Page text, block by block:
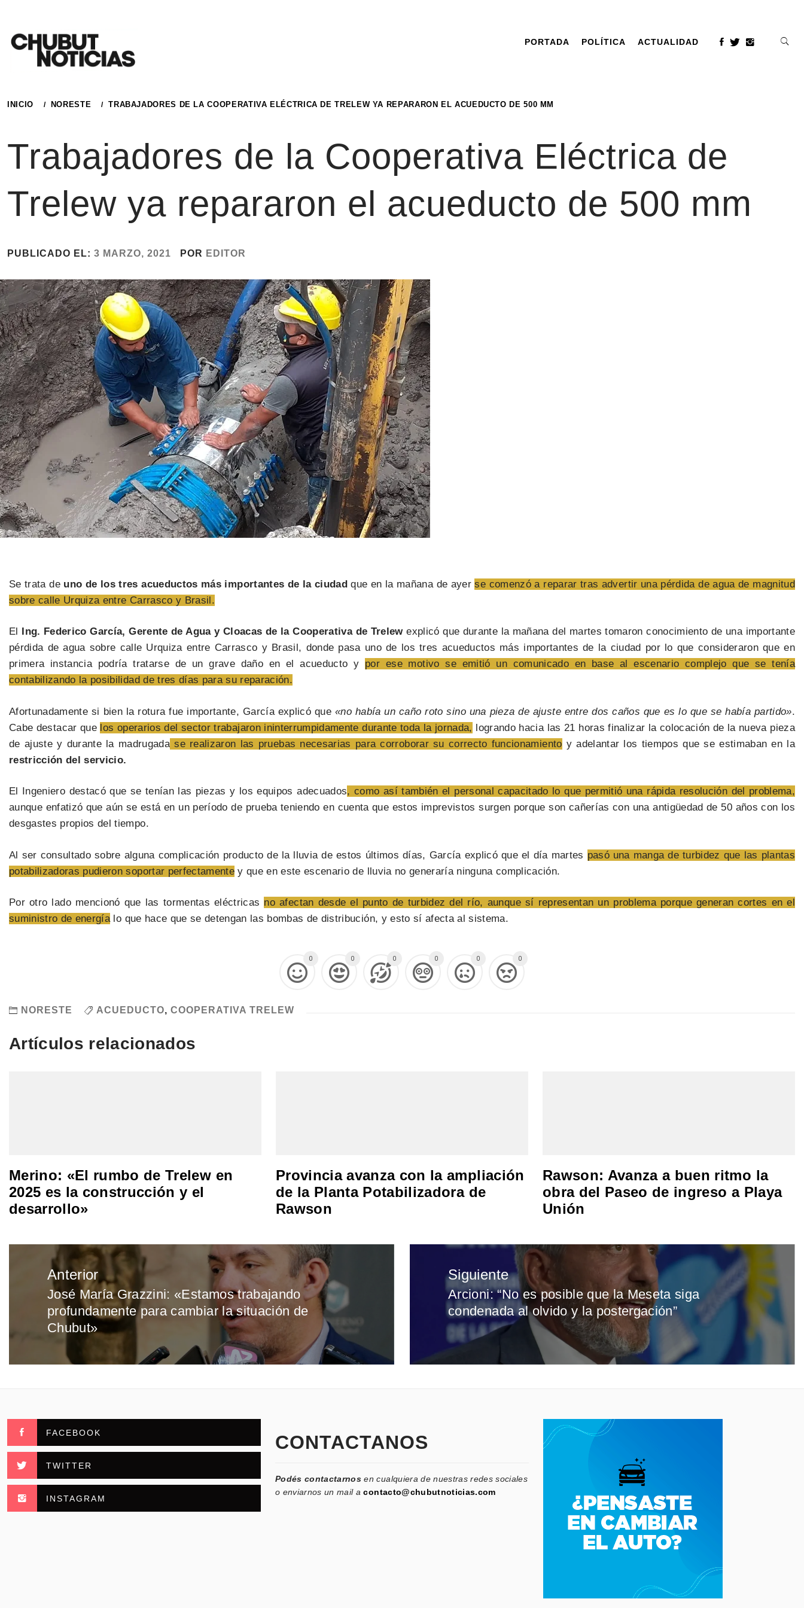
contenido
PORTADA POLÍTICA ACTUALIDAD
INICIO NORESTE TRABAJADORES DE LA COOPERATIVA ELÉCTRICA DE TRELEW YA REPARARON EL ACUEDUCTO DE 500 MM
Trabajadores de la Cooperativa Eléctrica de
Trelew ya repararon el acueducto de 500 mm
PUBLICADO EL: 3 MARZO, 2021 POR EDITOR
Se trata de uno de los tres acueductos más importantes de la ciudadque en la mañana de ayerse comenzó a reparar tras advertir una pérdida de agua de magnitud
sobre calle Urquiza entre Carrasco y Brasil.
El Ing. Federico García, Gerente de Agua y Cloacas de la Cooperativa de Trelewexplicó que durante la mañana del martes tomaron conocimiento de una importante
pérdida de agua sobre calle Urquiza entre Carrasco y Brasil, donde pasa uno de los tres acueductos más importantes de la ciudad por lo que consideraron que en
primera instancia podría tratarse de un grave daño en el acueducto y por ese motivo se emitió un comunicado en base al escenario complejo que se tenía
contabilizando la posibilidad de tres días para su reparación.
Afortunadamente si bien la rotura fue importante, García explicó que «no había un caño roto sino una pieza de ajuste entre dos caños que es lo que se había partido».
Cabe destacar que los operarios del sector trabajaron ininterrumpidamente durante toda la jornada, logrando hacia las 21 horas finalizar la colocación de la nueva pieza
de ajuste y durante la madrugada se realizaron las pruebas necesarias para corroborar su correcto funcionamiento y adelantar los tiempos que se estimaban en la
restricción del servicio.
El Ingeniero destacó que se tenían las piezas y los equipos adecuados, como así también el personal capacitado lo que permitió una rápida resolución del problema,
aunque enfatizó que aún se está en un período de prueba teniendo en cuenta que estos imprevistos surgen porque son cañerías con una antigüedad de 50 años con los
desgastes propios del tiempo.
Al ser consultado sobre alguna complicación producto de la lluvia de estos últimos días, García explicó que el día martes pasó una manga de turbidez que las plantas
potabilizadoras pudieron soportar perfectamentey que en este escenario de lluvia no generaría ninguna complicación.
Por otro lado mencionó que las tormentas eléctricas no afectan desde el punto de turbidez del río, aunque sí representan un problema porque generan cortes en el
suministro de energíalo que hace que se detengan las bombas de distribución, y esto sí afecta al sistema.
0 0 0 0 0 0
NORESTE ACUEDUCTO, COOPERATIVA TRELEW
Artículos relacionados
Merino: «El rumbo de Trelew en
2025 es la construcción y el
desarrollo»
Provincia avanza con la ampliación
de la Planta Potabilizadora de
Rawson
Rawson: Avanza a buen ritmo la
obra del Paseo de ingreso a Playa
Unión
Navegación
entradas
Anterior
Entrada
anterior:
José María Grazzini: «Estamos trabajando
profundamente para cambiar la situación de
Chubut»
Siguiente
Entrada
siguiente:
Arcioni: “No es posible que la Meseta siga
condenada al olvido y la postergación”
FACEBOOK
TWITTER
INSTAGRAM
CONTACTANOS
Podés contactarnos en cualquiera de nuestras redes sociales
o enviarnos un mail acontacto@chubutnoticias.com